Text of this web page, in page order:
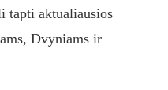
tapti aktualiausios
Dvyniams ir